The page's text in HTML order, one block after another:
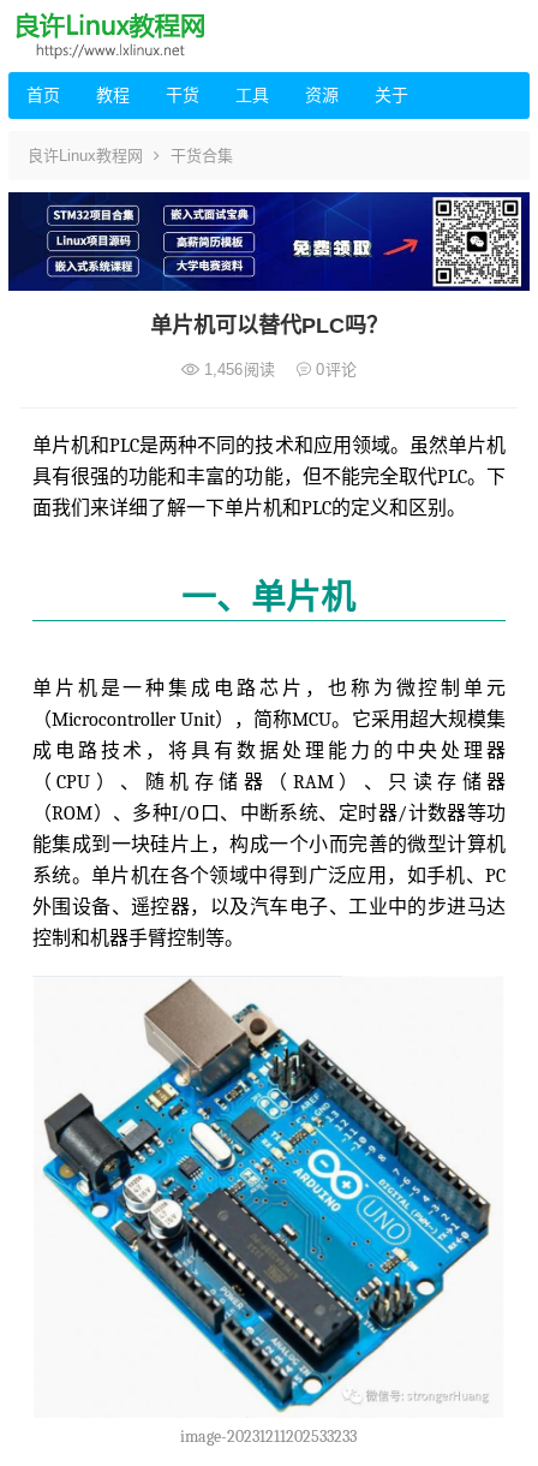
首页 教程 干货 工具 资源 关于
良许Linux教程网 干货合集
单片机可以替代PLC吗？
1,456阅读 0评论
单片机和PLC是两种不同的技术和应用领域。虽然单片机
具有很强的功能和丰富的功能，但不能完全取代PLC。下
面我们来详细了解一下单片机和PLC的定义和区别。
一、单片机
单片机是一种集成电路芯片，也称为微控制单元
（Microcontroller Unit），简称MCU。它采用超大规模集
成电路技术，将具有数据处理能力的中央处理器
（CPU）、随机存储器（RAM）、只读存储器
（ROM）、多种I/O口、中断系统、定时器/计数器等功
能集成到一块硅片上，构成一个小而完善的微型计算机
系统。单片机在各个领域中得到广泛应用，如手机、PC
外围设备、遥控器，以及汽车电子、工业中的步进马达
控制和机器手臂控制等。
image-20231211202533233